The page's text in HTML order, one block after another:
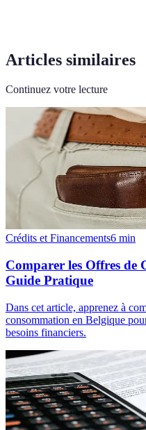
Articles similaires
Continuez votre lecture
Crédits et Financements6 min
Comparer les Offres de
Guide Pratique
Dans cet article, apprenez à
consommation en Belgique
besoins financiers.